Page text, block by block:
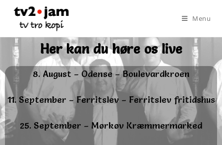
Menu
Her kan du høre os live
8. August – Odense – Boulevardkroen
11. September – Ferritslev – Ferritslev fritidshus
25. September – Mørkøv Kræmmermarked